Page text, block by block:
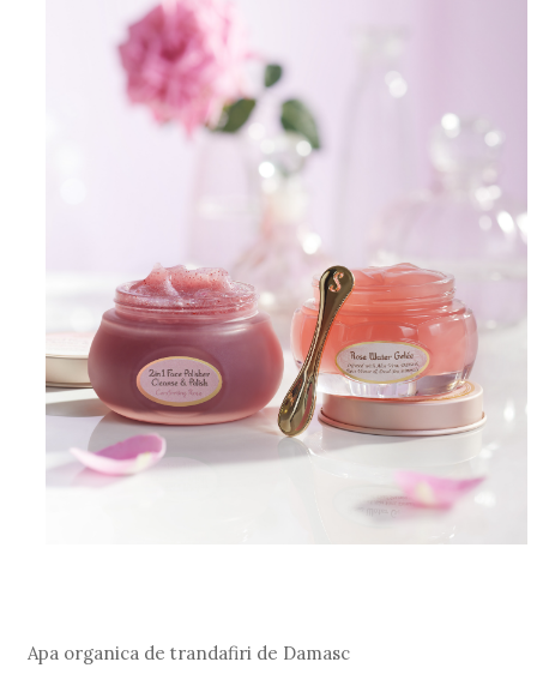
Apa organica de trandafiri de Damasc